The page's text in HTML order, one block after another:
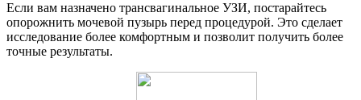
Если вам назначено трансвагинальное УЗИ, постарайтесь
опорожнить мочевой пузырь перед процедурой. Это сделает
исследование более комфортным и позволит получить более
точные результаты.